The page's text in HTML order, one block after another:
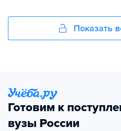
Показать
Готовим к
вузы России